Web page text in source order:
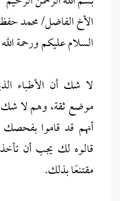
الأخ الفاضل/ محمد
السلام عليكم ورحمة
لا شك أن الأطباء
موضع ثقة، وهم لا
أنهم قد قاموا
قالوه لك يجب أن
مقتنعًا بذلك.